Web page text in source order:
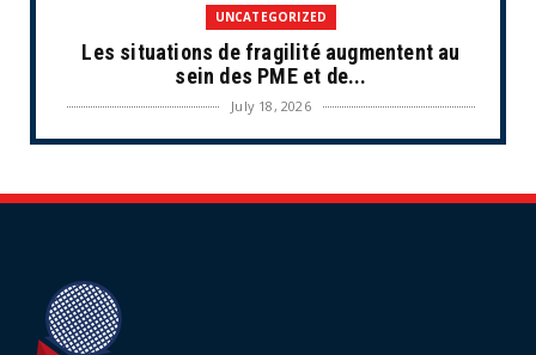
UNCATEGORIZED
Les situations de fragilité augmentent au
sein des PME et de...
July 18, 2026
ECONOMIE
coup de pression syn...
Tabac : les ventes chutent, les recettes